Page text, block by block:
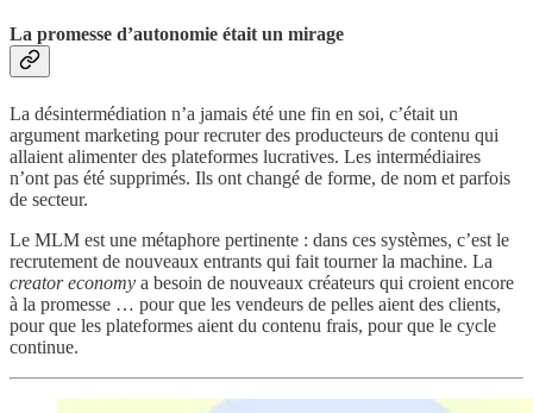
La promesse d’autonomie était un mirage
La désintermédiation n’a jamais été une fin en soi, c’était un
argument marketing pour recruter des producteurs de contenu qui
allaient alimenter des plateformes lucratives. Les intermédiaires
n’ont pas été supprimés. Ils ont changé de forme, de nom et parfois
de secteur.
Le MLM est une métaphore pertinente : dans ces systèmes, c’est le
recrutement de nouveaux entrants qui fait tourner la machine. La
creator economy a besoin de nouveaux créateurs qui croient encore
à la promesse … pour que les vendeurs de pelles aient des clients,
pour que les plateformes aient du contenu frais, pour que le cycle
continue.